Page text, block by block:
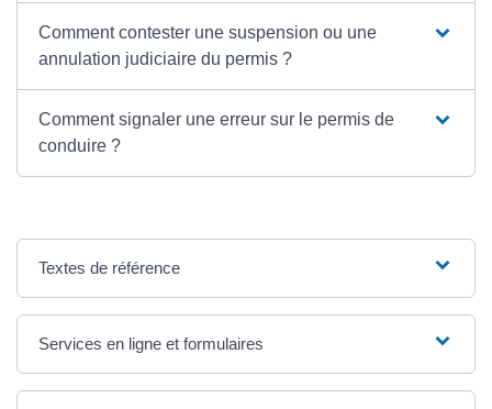
Comment contester une suspension ou une
annulation judiciaire du permis ?
Comment signaler une erreur sur le permis de
conduire ?
Textes de référence
Services en ligne et formulaires